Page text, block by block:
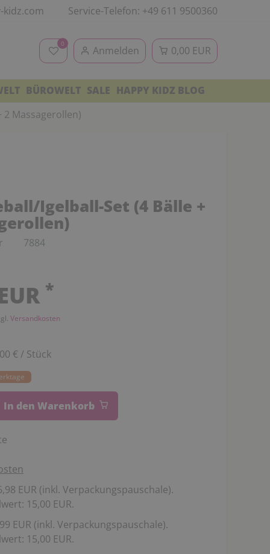
kidz.com Service-Telefon: +49 611 9500360
0
Anmelden 0,00 EUR
BÜROWELT SALE HAPPY KIDZ BLOG
2 Massagerollen)
Igelball-Set (4 Bälle +
7884
*
Versandkosten
€ / Stück
In den Warenkorb
EUR (inkl. Verpackungspauschale).
15,00 EUR.
EUR (inkl. Verpackungspauschale).
15,00 EUR.